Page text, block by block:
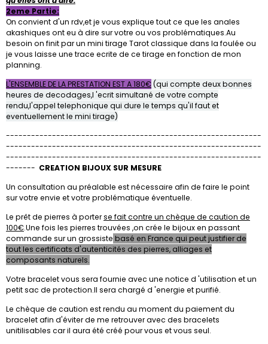
2eme Partie:
On convient d'un rdv,et je vous explique tout ce que les anales
akashiques ont eu à dire sur votre ou vos problématiques.Au
besoin on finit par un mini tirage Tarot classique dans la foulée ou
je vous laisse une trace ecrite de ce tirage en fonction de mon
planning.
L'ENSEMBLE DE LA PRESTATION EST A 180€(qui compte deux bonnes
heures de decodages,l 'ecrit simultané de votre compte
rendu,l'appel telephonique qui dure le temps qu'il faut et
eventuellement le mini tirage)
-------------------------------------------------------------
-------------------------------------------------------------
-------------------------------------------------------------
------- CREATION BIJOUX SUR MESURE
Un consultation au préalable est nécessaire afin de faire le point
sur votre envie et votre problématique éventuelle.
Le prêt de pierres à porterse fait contre un chèque de caution de
100€.Une fois les pierres trouvées ,on crée le bijoux en passant
commande sur un grossiste basé en France qui peut justifier de
tout les certificats d'autenticités des pierres, alliages et
composants naturels.
Votre bracelet vous sera fournie avec une notice d 'utilisation et un
petit sac de protection.Il sera chargé d 'energie et purifié.
Le chèque de caution est rendu au moment du paiement du
bracelet afin d'éviter de me retrouver avec des bracelets
unitilisables car il aura été créé pour vous et vous seul.